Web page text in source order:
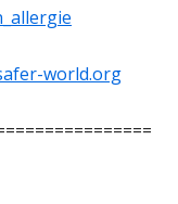
world.org